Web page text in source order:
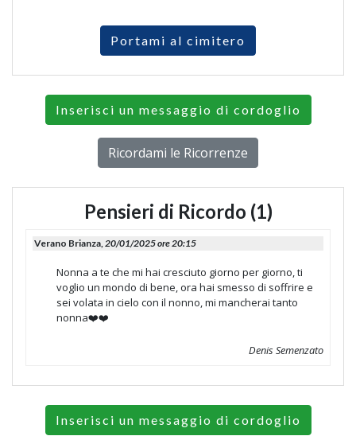
Portami al cimitero
Inserisci un messaggio di cordoglio
Ricordami le Ricorrenze
Pensieri di Ricordo (1)
Verano Brianza,20/01/2025 ore 20:15
Nonna a te che mi hai cresciuto giorno per giorno, ti
voglio un mondo di bene, ora hai smesso di soffrire e
sei volata in cielo con il nonno, mi mancherai tanto
nonna❤️❤️
Denis Semenzato
Inserisci un messaggio di cordoglio